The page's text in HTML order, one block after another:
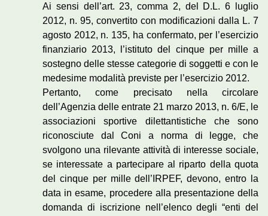
Ai sensi dell’art. 23, comma 2, del D.L. 6 luglio
2012, n. 95, convertito con modificazioni dalla L. 7
agosto 2012, n. 135, ha confermato, per l’esercizio
finanziario 2013, l’istituto del cinque per mille a
sostegno delle stesse categorie di soggetti e con le
medesime modalità previste per l’esercizio 2012.
Pertanto, come precisato nella circolare
dell’Agenzia delle entrate 21 marzo 2013, n. 6/E, le
associazioni sportive dilettantistiche che sono
riconosciute dal Coni a norma di legge, che
svolgono una rilevante attività di interesse sociale,
se interessate a partecipare al riparto della quota
del cinque per mille dell’IRPEF, devono, entro la
data in esame, procedere alla presentazione della
domanda di iscrizione nell’elenco degli “enti del